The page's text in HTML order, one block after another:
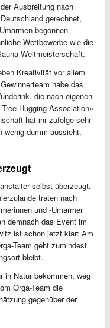
Ausbreitung nach
gerechnet,
begonnen
Wettbewerbe wie die
Weltmeisterschaft.
Kreativität vor allem
habe das
die nach eigenen
Hugging Association»
hat ihr zufolge sehr
wenig dumm aussieht,
selbst überzeugt.
traten nach
und -Umarmer
demnach das Event im
ist schon jetzt klar: Am
Team geht zumindest
bleibt.
in Natur bekommen, weg
Orga-Team die
gegenüber der